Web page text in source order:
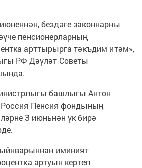
бездәге законнарны
пенсионерларның
арттырырга тәкъдим итәм»,
РФ Дәүләт Советы
башлыгы Антон
Россия Пенсия фондының
3 июньнән үк бирә
иминият
артуын кертеп